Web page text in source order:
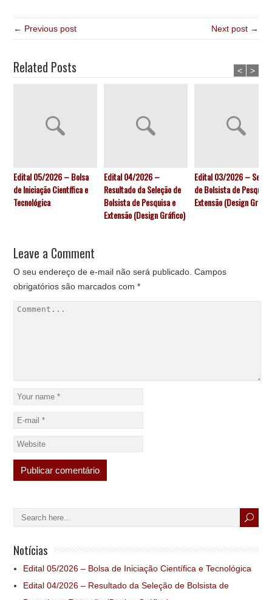
← Previous post Next post →
Related Posts
Edital 05/2026 – Bolsa
de Iniciação Científica e
Tecnológica
Edital 04/2026 –
Resultado da Seleção de
Bolsista de Pesquisa e
Extensão (Design Gráfico)
Edital 03/2026 –
de Bolsista de
Extensão (Design
< >
Leave a Comment
O seu endereço de e-mail não será publicado. Campos
obrigatórios são marcados com*
Notícias
Edital 05/2026 – Bolsa de Iniciação Científica e Tecnológica
Edital 04/2026 – Resultado da Seleção de Bolsista de